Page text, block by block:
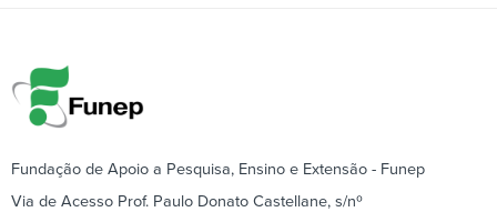
Fundação de Apoio a Pesquisa, Ensino e Extensão - Funep
Via de Acesso Prof. Paulo Donato Castellane, s/nº